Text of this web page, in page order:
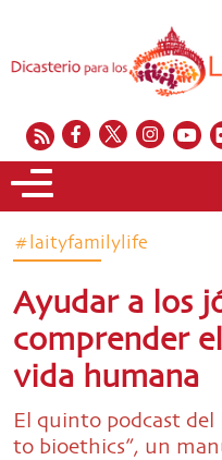
#laityfamilylife
Ayudar a los
comprender
vida humana
El quinto podcast del
to bioethics”, un